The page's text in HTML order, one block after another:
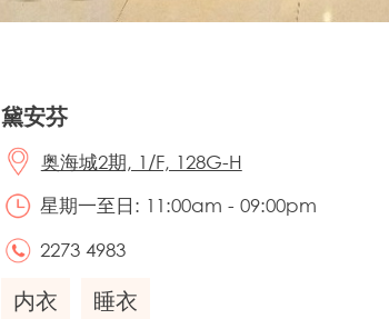
黛安芬
奥海城2期, 1/F, 128G-H
星期一至日: 11:00am - 09:00pm
2273 4983
内衣 睡衣